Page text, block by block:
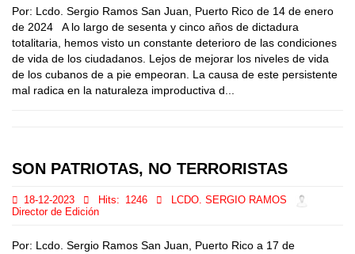
Por: Lcdo. Sergio Ramos San Juan, Puerto Rico de 14 de enero
de 2024 A lo largo de sesenta y cinco años de dictadura
totalitaria, hemos visto un constante deterioro de las condiciones
de vida de los ciudadanos. Lejos de mejorar los niveles de vida
de los cubanos de a pie empeoran. La causa de este persistente
mal radica en la naturaleza improductiva d...
SON PATRIOTAS, NO TERRORISTAS
18-12-2023 Hits: 1246
LCDO. SERGIO RAMOS
Director de Edición
Por: Lcdo. Sergio Ramos San Juan, Puerto Rico a 17 de